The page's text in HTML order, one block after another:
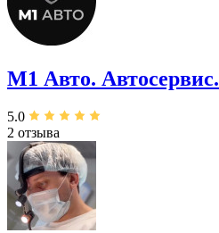
М1 Авто. ​Автосервис.
5.0
2 отзыва